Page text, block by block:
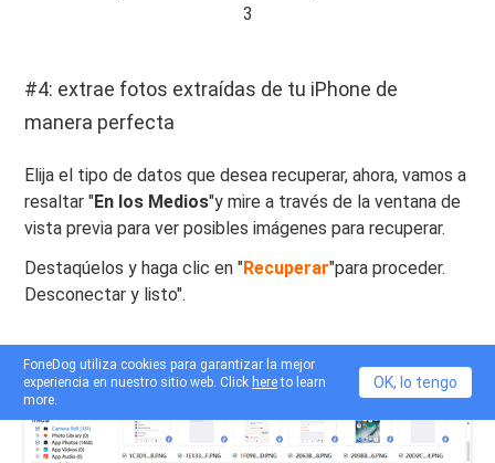
3
#4: extrae fotos extraídas de tu iPhone de
manera perfecta
Elija el tipo de datos que desea recuperar, ahora, vamos a
resaltar "En los Medios"y mire a través de la ventana de
vista previa para ver posibles imágenes para recuperar.
Destaqúelos y haga clic en "Recuperar"para proceder.
Desconectar y listo".
FoneDog utiliza cookies para garantizar la mejor
experiencia en nuestro sitio web. Click hereto learn
more.
OK, lo tengo